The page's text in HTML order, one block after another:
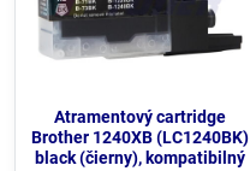
Atramentový cartridge
Brother 1240XB (LC1240BK)
black (čierny), kompatibilný